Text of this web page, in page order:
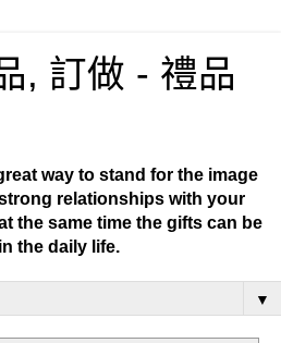
, 訂做 - 禮品
way to stand for the image
relationships with your
the same time the gifts can be
the daily life.
▼